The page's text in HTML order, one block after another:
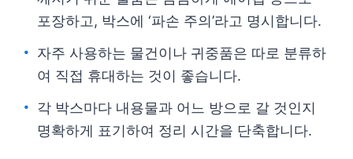
포장하고, 박스에 ‘파손 주의’라고 명시합니다.
자주 사용하는 물건이나 귀중품은 따로 분류하
여 직접 휴대하는 것이 좋습니다.
각 박스마다 내용물과 어느 방으로 갈 것인지
명확하게 표기하여 정리 시간을 단축합니다.